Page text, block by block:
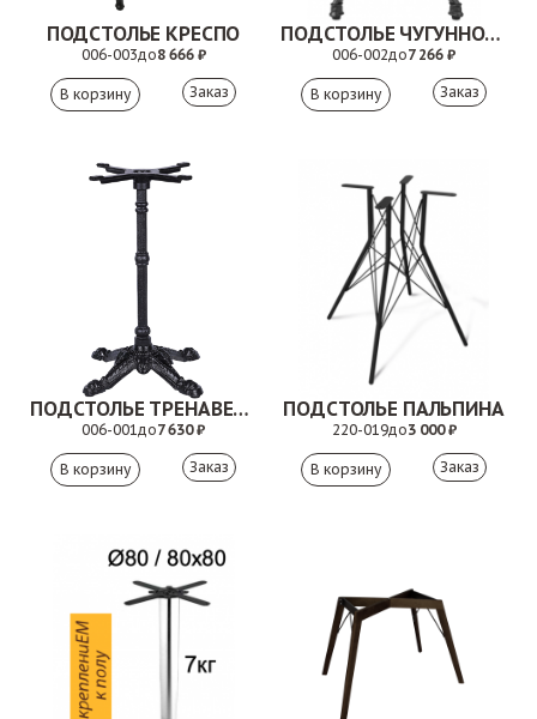
ПОДСТОЛЬЕ КРЕСПО
006-003до8 666 ₽
Заказ
ПОДСТОЛЬЕ ЧУГУННОЕ ОЛИВИЯ
006-002до7 266 ₽
Заказ
ПОДСТОЛЬЕ ТРЕНАВЕРА
006-001до7 630 ₽
Заказ
ПОДСТОЛЬЕ ПАЛЬПИНА
220-019до3 000 ₽
Заказ